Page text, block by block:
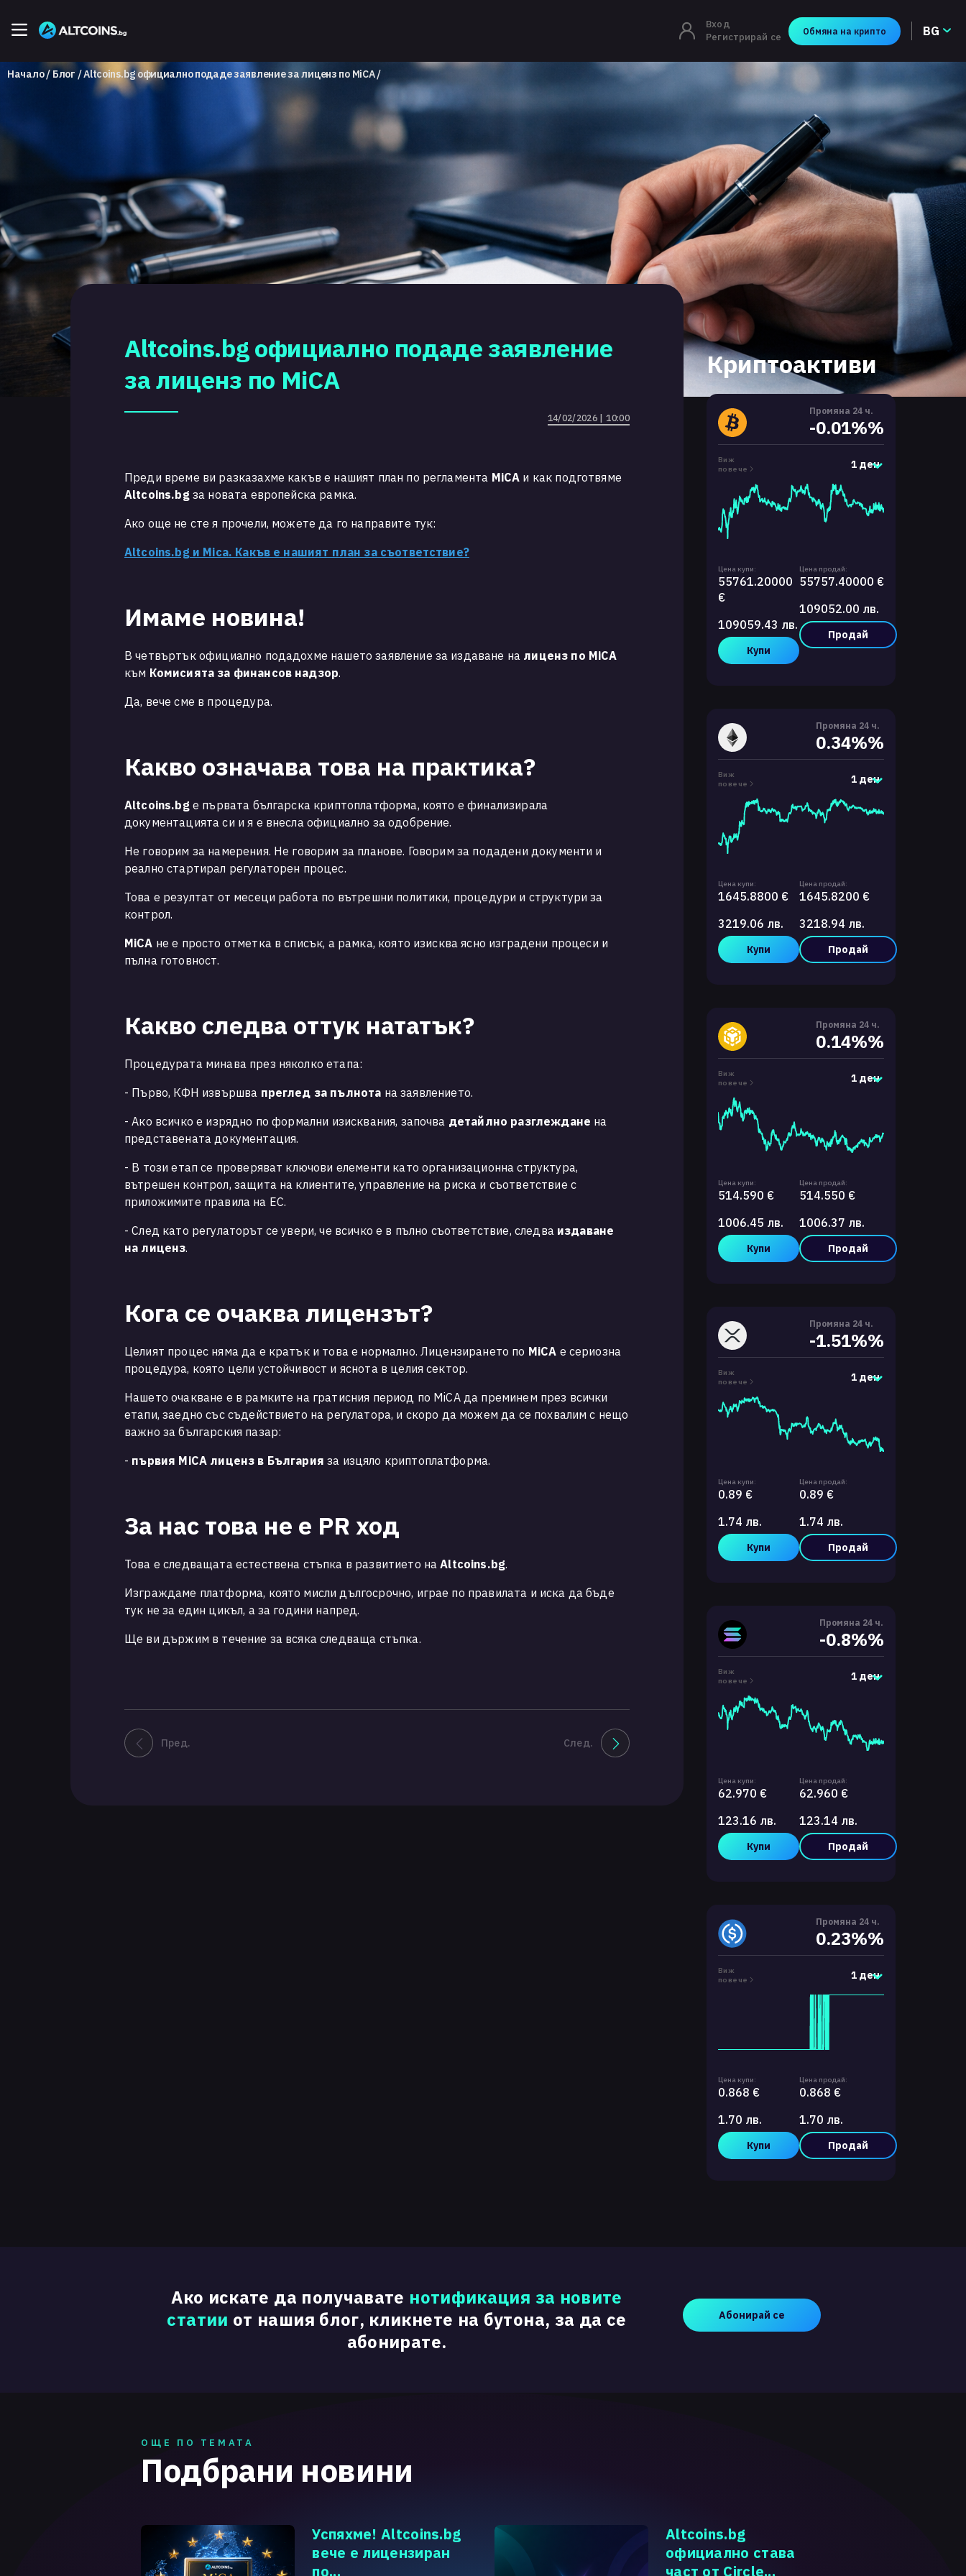
Вход
Регистрирай се
Обмяна на крипто BG
Начало Блог Altcoins.bg официално подаде заявление за лиценз по MiCA
Altcoins.bg официално подаде заявление
за лиценз по MiCA
14/02/2026 | 10:00
Преди време ви разказахме какъв е нашият план по регламента MiCA и как подготвяме
Altcoins.bgза новата европейска рамка.
Ако още не сте я прочели, можете да го направите тук:
Altcoins.bg и Mica. Какъв е нашият план за съответствие?
Имаме новина!
В четвъртък официално подадохме нашето заявление за издаване на лиценз по MiCA
към Комисията за финансов надзор.
Да, вече сме в процедура.
Какво означава това на практика?
Altcoins.bgе първата българска криптоплатформа, която е финализирала
документацията си и я е внесла официално за одобрение.
Не говорим за намерения. Не говорим за планове. Говорим за подадени документи и
реално стартирал регулаторен процес.
Това е резултат от месеци работа по вътрешни политики, процедури и структури за
контрол.
MiCA не е просто отметка в списък, а рамка, която изисква ясно изградени процеси и
пълна готовност.
Какво следва оттук нататък?
Процедурата минава през няколко етапа:
- Първо, КФН извършва преглед за пълнота на заявлението.
- Ако всичко е изрядно по формални изисквания, започва детайлно разглеждане на
представената документация.
- В този етап се проверяват ключови елементи като организационна структура,
вътрешен контрол, защита на клиентите, управление на риска и съответствие с
приложимите правила на ЕС.
- След като регулаторът се увери, че всичко е в пълно съответствие, следва издаване
на лиценз.
Кога се очаква лицензът?
Целият процес няма да е кратък и това е нормално. Лицензирането по MiCA е сериозна
процедура, която цели устойчивост и яснота в целия сектор.
Нашето очакване е в рамките на гратисния период по MiCA да преминем през всички
етапи, заедно със съдействието на регулатора, и скоро да можем да се похвалим с нещо
важно за българския пазар:
- първия MiCA лиценз в България за изцяло криптоплатформа.
За нас това не е PR ход
Това е следващата естествена стъпка в развитието наAltcoins.bg.
Изграждаме платформа, която мисли дългосрочно, играе по правилата и иска да бъде
тук не за един цикъл, а за години напред.
Ще ви държим в течение за всяка следваща стъпка.
Пред. След.
Криптоактиви
Промяна 24 ч.
-0.01%%
Виж
повече
1 ден
Цена купи:
55761.20000
€
109059.43 лв.
Купи
Цена продай:
55757.40000 €
109052.00 лв.
Продай
Промяна 24 ч.
0.34%%
Виж
повече
1 ден
Цена купи:
1645.8800 €
3219.06 лв.
Купи
Цена продай:
1645.8200 €
3218.94 лв.
Продай
Промяна 24 ч.
0.14%%
Виж
повече
1 ден
Цена купи:
514.590 €
1006.45 лв.
Купи
Цена продай:
514.550 €
1006.37 лв.
Продай
Промяна 24 ч.
-1.51%%
Виж
повече
1 ден
Цена купи:
0.89 €
1.74 лв.
Купи
Цена продай:
0.89 €
1.74 лв.
Продай
Промяна 24 ч.
-0.8%%
Виж
повече
1 ден
Цена купи:
62.970 €
123.16 лв.
Купи
Цена продай:
62.960 €
123.14 лв.
Продай
Промяна 24 ч.
0.23%%
Виж
повече
1 ден
Цена купи:
0.868 €
1.70 лв.
Купи
Цена продай:
0.868 €
1.70 лв.
Продай
Ако искате да получавате нотификация за новите
статии от нашия блог, кликнете на бутона, за да се
абонирате.
Абонирай се
ОЩЕ ПО ТЕМАТА
Подбрани новини
Успяхме! Altcoins.bg
вече е лицензиран
по...
Altcoins.bg
официално става
част от Circle...